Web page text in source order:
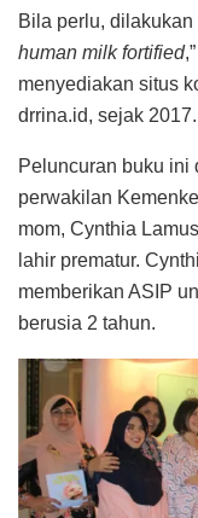
Bila perlu,
human milk fortified
menyediakan situs
drrina.id, sejak 2017.
Peluncuran buku ini
perwakilan
mom, Cynthia
lahir prematur.
memberikan ASIP
berusia 2 tahun.